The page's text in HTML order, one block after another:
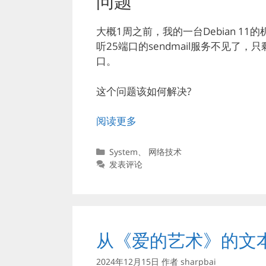
大概1周之前，我的一台Debian 11的
听25端口的sendmail服务不见了，
口。
这个问题该如何解决?
阅读更多
分
类
System、 网络技术
发表评论
从《爱的艺术》的文
2024年12月15日 作者 sharpbai